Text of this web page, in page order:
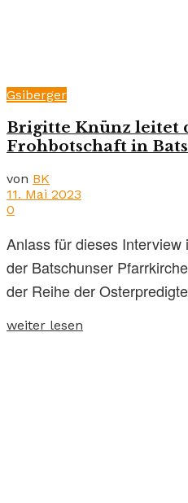
Gsiberger
Brigitte Knünz leitet
Frohbotschaft in
von BK
11. Mai 2023
0
Anlass für dieses Interview
der Batschunser
der Reihe der
weiter lesen